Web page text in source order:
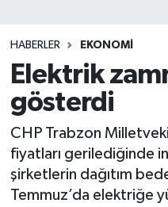
HABERLER EKONOMİ
Elektrik
gösterdi
CHP Trabzon
fiyatları gerilediğinde
şirketlerin dağıtım
Temmuz’da elektriğe
Teknoloji
TRABZON
TRABZONSPOR
Yaşam